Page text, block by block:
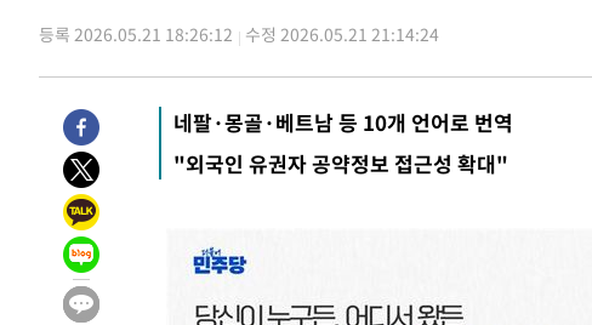
3시간 전 >극한폭염 한풀 꺾이지만…'낮 최고 35도' 무더위, 열대야 계속[다음주
3시간 전 >축구협회 "압수수색·성접대 논란 사과…쇄신의 기회로 삼겠다"
4시간 전 >
[속보]'압수수색·성접대 논란' 축구협회 "실망과 걱정 안겨드려 죄송"
7시간 전 >
'최고 37도' 폭염 지속…강원동해안 최대 150㎜ 비
9시간 전 >
[속보]뉴욕증시 상승 마감…S&P 0.6% 나스닥 1.3%↑
-26655초 전 >
-17702초 전 >
[속보]與최고위원 제주·인천 순회경선…박선원·최민희·서미화·
한민수·김용 순
-17655초 전 >
[속보]김민석, 與 전대 당원투표 누적 득표율 45.42%로 1위… 정
청래 44.56%
-16937초 전 >
[속보]與 대표 경선 제주·인천 당원투표…金 47.75%·鄭
등록 2026.05.21 18:26:12 수정 2026.05.21 21:14:24
네팔·몽골·베트남 등 10개 언어로 번역
"외국인 유권자 공약정보 접근성 확대"